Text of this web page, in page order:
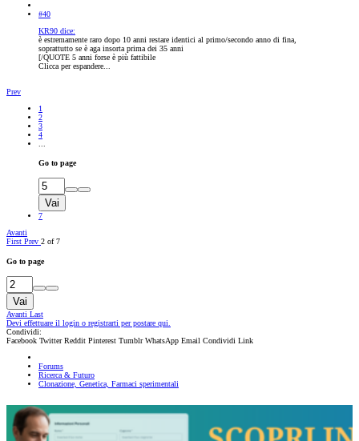
#40
KR90 dice:
è estremamente raro dopo 10 anni restare identici al primo/secondo anno di fina,
soprattutto se è aga insorta prima dei 35 anni
[/QUOTE 5 anni forse è più fattibile
Clicca per espandere...
Prev
1
2
3
4
Go to page
Vai
7
Avanti
First Prev 2 of 7
Go to page
Vai
Avanti Last
Devi effettuare il login o registrarti per postare qui.
Condividi:
Facebook Twitter Reddit Pinterest Tumblr WhatsApp Email Condividi Link
Forums
Ricerca & Futuro
Clonazione, Genetica, Farmaci sperimentali